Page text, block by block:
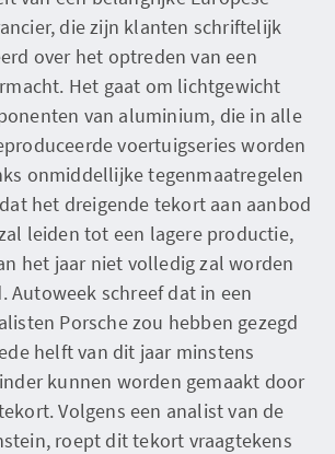
die zijn klanten schriftelijk
over het optreden van een
Het gaat om lichtgewicht
van aluminium, die in alle
voertuigseries worden
onmiddellijke tegenmaatregelen
het dreigende tekort aan aanbod
leiden tot een lagere productie,
het jaar niet volledig zal worden
Autoweek schreef dat in een
Porsche zou hebben gezegd
helft van dit jaar minstens
kunnen worden gemaakt door
Volgens een analist van de
roept dit tekort vraagtekens